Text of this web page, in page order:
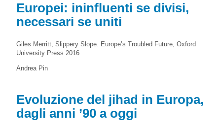
Europei: ininfluenti se divisi,
necessari se uniti
Giles Merritt, Slippery Slope. Europe’s Troubled Future, Oxford
University Press 2016
Andrea Pin
Evoluzione del jihad in Europa,
dagli anni ’90 a oggi